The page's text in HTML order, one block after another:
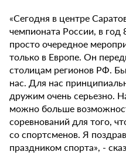
«Сегодня в центре
чемпионата России, в год
просто очередное
только в Европе. Он
столицам регионов РФ.
нас. Для нас
дружим очень серьезно.
можно больше
соревнований для того,
со спортсменов. Я
праздником спорта», -